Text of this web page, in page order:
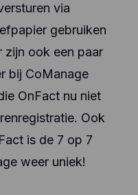
via
gebruiken
zijn ook een paar
bij CoManage
OnFact nu niet
Ook
is de 7 op 7
weer uniek!